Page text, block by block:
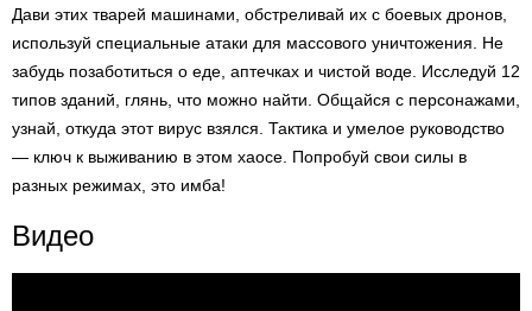
Дави этих тварей машинами, обстреливай их с боевых дронов,
используй специальные атаки для массового уничтожения. Не
забудь позаботиться о еде, аптечках и чистой воде. Исследуй 12
типов зданий, глянь, что можно найти. Общайся с персонажами,
узнай, откуда этот вирус взялся. Тактика и умелое руководство
— ключ к выживанию в этом хаосе. Попробуй свои силы в
разных режимах, это имба!
Видео